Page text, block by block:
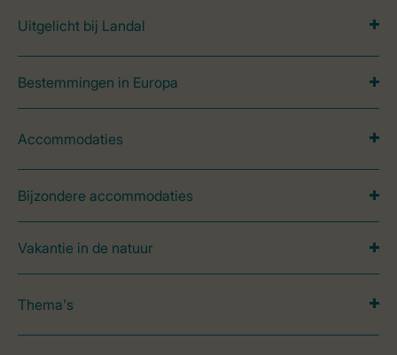
Uitgelicht bij Landal
Bestemmingen in Europa
Accommodaties
Bijzondere accommodaties
Vakantie in de natuur
Thema's